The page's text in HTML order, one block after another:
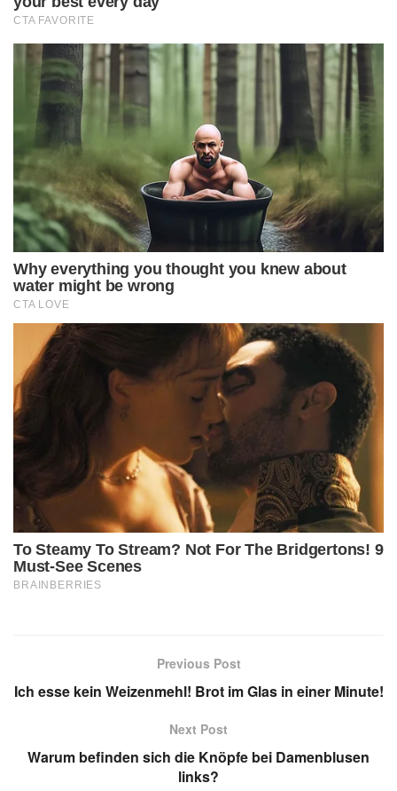
Previous Post
Ich esse kein Weizenmehl! Brot im Glas in einer Minute!
Next Post
Warum befinden sich die Knöpfe bei Damenblusen
links?